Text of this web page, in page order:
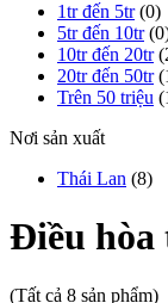
1tr đến 5tr (0)
5tr đến 10tr
10tr đến 20tr
20tr đến 50tr
Trên 50 triệu
Nơi sản xuất
Thái Lan (8)
Điều hòa
(Tất cả 8 sản phẩm)